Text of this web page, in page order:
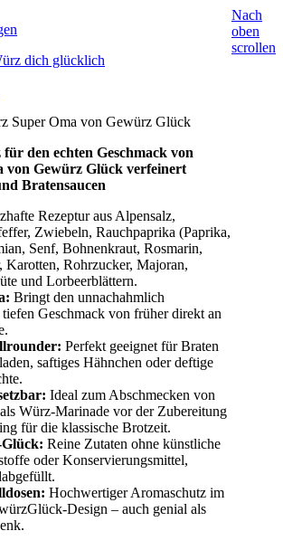
den echten Geschmack von
von Gewürz Glück verfeinert
Bratensaucen
Rezeptur aus Alpensalz,
Zwiebeln, Rauchpaprika (Paprika,
Senf, Bohnenkraut, Rosmarin,
Karotten, Rohrzucker, Majoran,
und Lorbeerblättern.
Bringt den unnachahmlich
Geschmack von früher direkt an
Perfekt geeignet für Braten
saftiges Hähnchen oder deftige
Ideal zum Abschmecken von
Würz-Marinade vor der Zubereitung
für die klassische Brotzeit.
Reine Zutaten ohne künstliche
oder Konservierungsmittel,
Hochwertiger Aromaschutz im
Design – auch genial als
Nach
oben
scrollen